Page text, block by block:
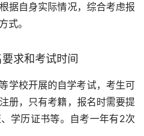
据自身实际情况，综合考虑报
式。
求和考试时间
学校开展的自学考试，考生可
册，只有考籍，报名时需要提
学历证书等。自考一年有2次